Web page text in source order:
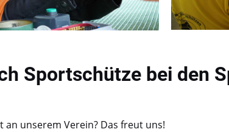
Sportschütze bei den
an unserem Verein? Das freut uns!